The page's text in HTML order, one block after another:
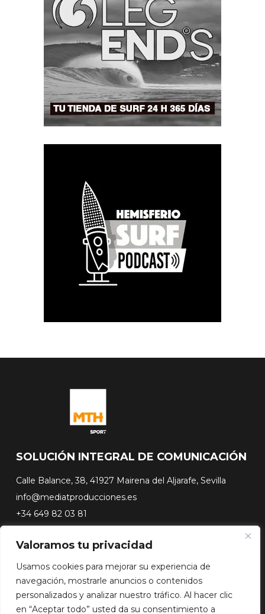
Valoramos tu privacidad
Usamos cookies para mejorar su experiencia de
navegación, mostrarle anuncios o contenidos
personalizados y analizar nuestro tráfico. Al hacer clic
en “Aceptar todo” usted da su consentimiento a
SOLUCIÓN INTEGRAL DE COMUNICACIÓN
Calle Balance, 38, 41927 Mairena del Aljarafe, Sevilla
info@mediatproducciones.es
+34 649 82 03 81
#FLASHSURFING
#CONEXIONSURFING
A CONTRA PICO
DOCUSERIES